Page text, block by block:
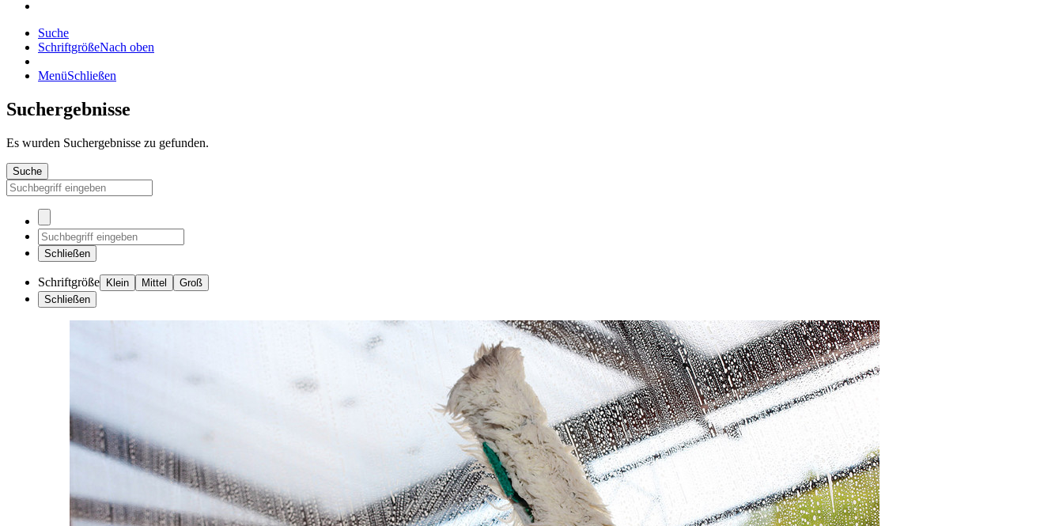
Suche
SchriftgrößeNach oben
MenüSchließen
Suchergebnisse
Es wurden Suchergebnisse zu gefunden.
Suche
Schließen
Schriftgröße Klein Mittel
Groß
Schließen